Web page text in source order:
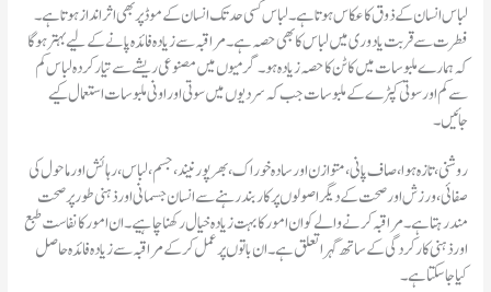
لباس انسان کے ذوق کا عکاس ہوتا ہے۔ لباس کسی حد تک انسان کے موڈ پر بھی اثر انداز ہوتا ہے۔
فطرت سے قربت یادوری میں لباس کا بھی حصہ ہے۔ مراقبہ سے زیادہ فائد ہ پانے کے لیے بہتر ہوگا
کہ ہمارے ملبوسات میں کاٹن کا حصہ زیادہ ہو۔ گرمیوں میں مصنوعی ریشے سے تیار کردہ لباس کم
سے کم اور سوتی کپڑے کے ملبوسات جب کہ سردیوں میں سوتی اور اونی ملبوسات استعمال کیے
جائیں۔
روشنی، تازہ ہوا، صاف پانی، متوازن اور سادہ خوراک، بھر پور نیند ، جسم، لباس، رہائش اور ماحول کی
صفائی، ورزش اور صحت کے دیگر اصولوں پر کار بند رہنے سے انسان جسمانی اور ذہنی طور پر صحت
مند رہتا ہے۔ مراقبہ کرنے والے کو ان امور کا بہت زیادہ خیال رکھنا چاہیے۔ ان امور کا نفاست طبع
اور ذہنی کار کردگی کے ساتھ گہرا تعلق ہے۔ ان باتوں پر عمل کر کے مراقبہ سے زیادہ فائدہ حاصل
کیا جا سکتا ہے۔